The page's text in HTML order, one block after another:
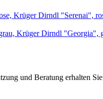
Dirndl "Serenai",
Dirndl "Georgia",
und Beratung erhalten